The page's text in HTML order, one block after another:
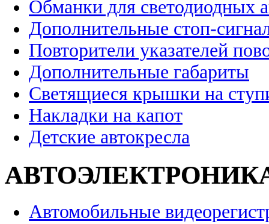
Обманки для светодиодных
Дополнительные стоп-
Повторители указателей
Дополнительные габариты
Светящиеся крышки на
Накладки на капот
Детские автокресла
Автомобильные